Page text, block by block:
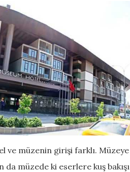
ve müzenin girişi farklı. Müzeye
müzede ki eserlere kuş bakışı